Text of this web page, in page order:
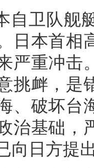
自卫队舰
日本首相
严重冲击
挑衅，是
、破坏台
治基础，
向日方提